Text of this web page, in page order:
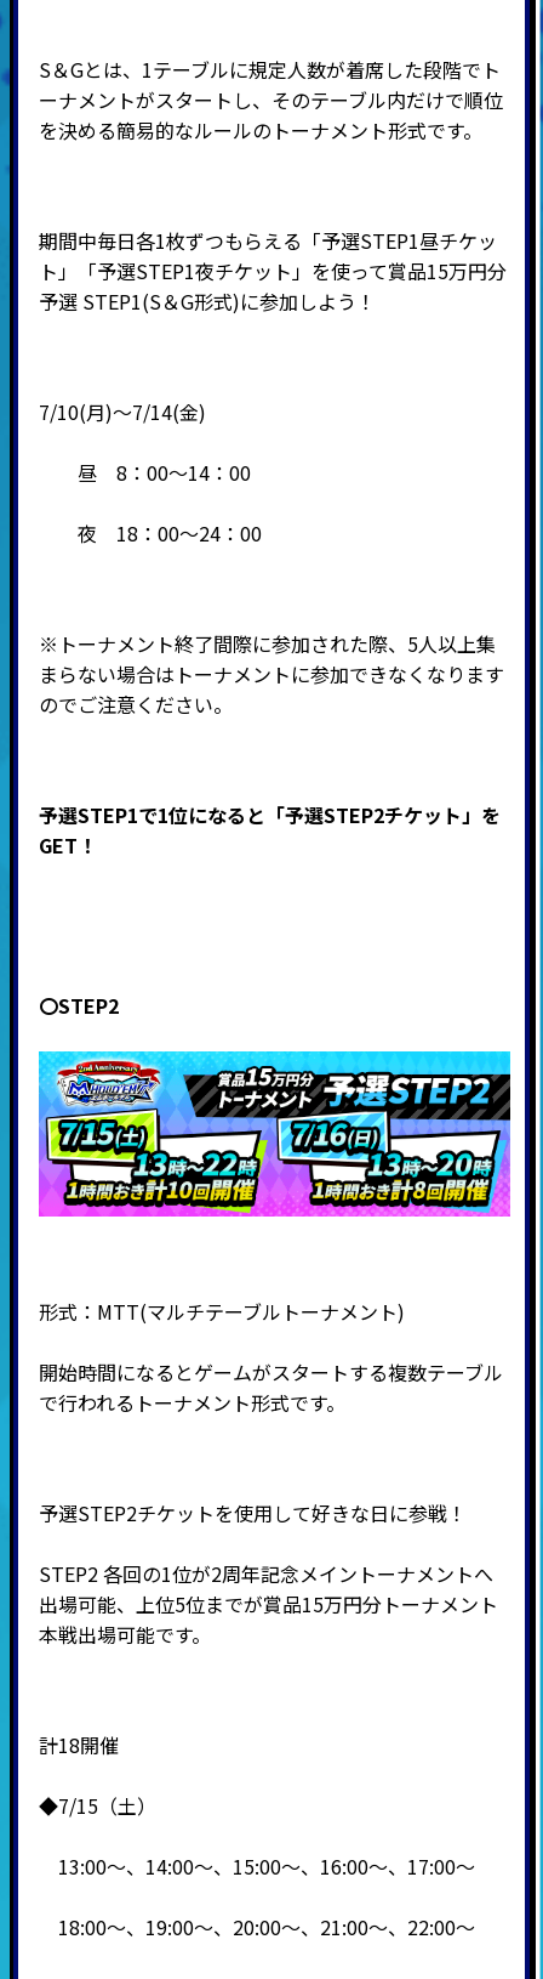
S＆Gとは、1テーブルに規定人数が着席した段階でト
ーナメントがスタートし、そのテーブル内だけで順位
を決める簡易的なルールのトーナメント形式です。
期間中毎日各1枚ずつもらえる「予選STEP1昼チケッ
ト」「予選STEP1夜チケット」を使って賞品15万円分
予選 STEP1(S＆G形式)に参加しよう！
7/10(月)～7/14(金)
昼 8：00～14：00
夜 18：00～24：00
※トーナメント終了間際に参加された際、5人以上集
まらない場合はトーナメントに参加できなくなります
のでご注意ください。
予選STEP1で1位になると「予選STEP2チケット」を
GET！
〇STEP2
形式： MTT(マルチテーブルトーナメント)
開始時間になるとゲームがスタートする複数テーブル
で行われるトーナメント形式です。
予選STEP2チケットを使用して好きな日に参戦！
STEP2 各回の1位が2周年記念メイントーナメントへ
出場可能、上位5位までが賞品15万円分トーナメント
本戦出場可能です。
計18開催
◆7/15（土）
13:00～、14:00～、15:00～、16:00～、17:00～
18:00～、19:00～、20:00～、21:00～、22:00～